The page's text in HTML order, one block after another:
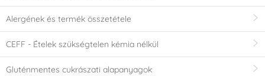
Alergének és termék összetétele
CEFF - Ételek szükségtelen kémia nélkül
Gluténmentes cukrászati alapanyagok